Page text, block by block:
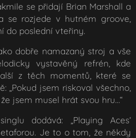
se přidají Brian Marshall a
se rozjede v hutném groove,
do poslední vteřiny.
dobře namazaný stroj a vše
vystavěný refrén, kde
z těch momentů, které se
„Pokud jsem riskoval všechno,
jsem musel hrát svou hru…“
dodává: „Playing Aces‘
Je to o tom, že někdy